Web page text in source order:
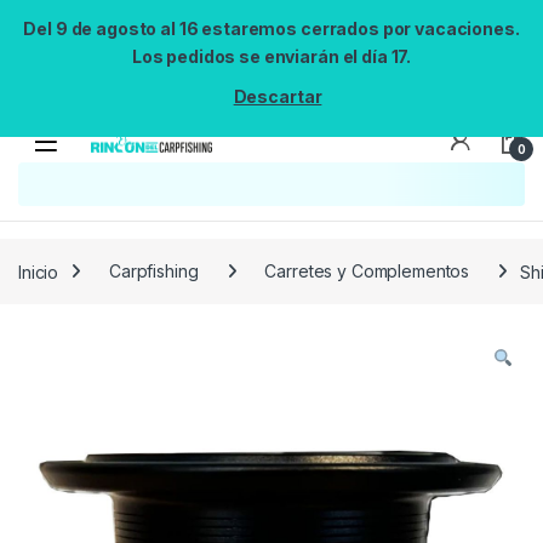
Del 9 de agosto al 16 estaremos cerrados por vacaciones.
Los pedidos se enviarán el día 17.
Descartar
0